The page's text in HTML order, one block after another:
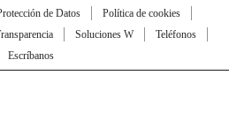
de Datos
Política de cookies
Soluciones W
Teléfonos
Escríbanos